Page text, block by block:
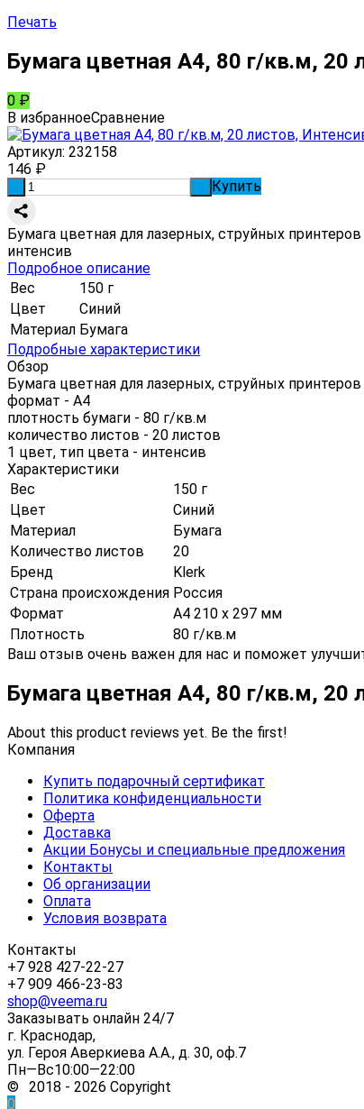
Печать
Бумага цветная А4, 80 г/кв.м, 20
0 ₽
В избранноеСравнение
Артикул: 232158
146 ₽
Купить
Бумага цветная для лазерных, струйных
интенсив
Подробное описание
Вес
150 г
Цвет
Синий
Материал Бумага
Подробные характеристики
Обзор
Бумага цветная для лазерных, струйных
формат - А4
плотность бумаги - 80 г/кв.м
количество листов - 20 листов
1 цвет, тип цвета - интенсив
Характеристики
Вес
150 г
Цвет
Синий
Материал
Бумага
Количество листов
20
Бренд
Klerk
Страна происхождения Россия
Формат
А4 210 х 297 мм
Плотность
80 г/кв.м
Ваш отзыв очень важен для нас и поможет
Бумага цветная А4, 80 г/кв.м, 20
About this product reviews yet. Be the first!
Компания
Купить подарочный сертификат
Политика конфиденциальности
Оферта
Доставка
Акции Бонусы и специальные предложения
Контакты
Об организации
Оплата
Условия возврата
Контакты
+7 928 427-22-27
+7 909 466-23-83
shop@veema.ru
Заказывать онлайн 24/7
г. Краснодар,
ул. Героя Аверкиева А.А., д. 30, оф.7
Пн—Вс10:00—22:00
© 2018 - 2026 Copyright
0